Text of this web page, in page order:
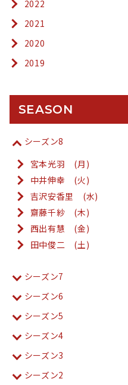
2022
2021
2020
2019
SEASON
シーズン8
宮本光羽 (月)
中井伸幸 (火)
吉沢安香里 (水)
齋藤千紗 (木)
西出有慧 (金)
田中俊二 (土)
シーズン7
シーズン6
シーズン5
シーズン4
シーズン3
シーズン2